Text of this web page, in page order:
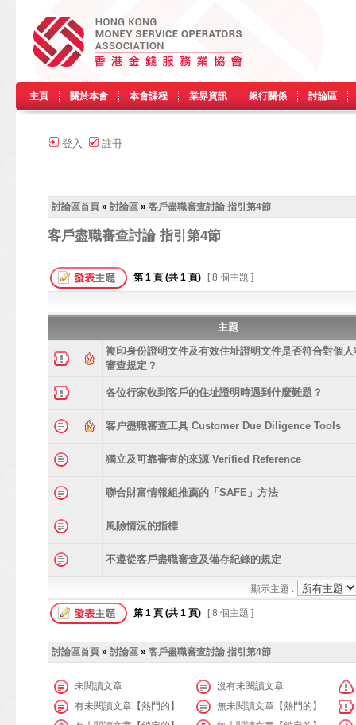
主頁 關於本會 本會課程 業界資訊 銀行關係 討論區
登入 註冊
討論區首頁 » 討論區 » 客戶盡職審查討論 指引第4節
客戶盡職審查討論 指引第4節
第 1 頁 (共 1 頁) [ 8 個主題 ]
主題
複印身份證明文件及有效住址證明文件是否符合對個
審查規定？
各位行家收到客戶的住址證明時遇到什麼難題？
客户盡職審查工具 Customer Due Diligence Tools
獨立及可靠審查的來源 Verified Reference
聯合財富情報組推薦的「SAFE」方法
風險情況的指標
不遵從客戶盡職審查及備存紀錄的規定
顯示主題 :
第 1 頁 (共 1 頁) [ 8 個主題 ]
討論區首頁 » 討論區 » 客戶盡職審查討論 指引第4節
未閱讀文章
沒有未閱讀文章
有未閱讀文章【熱門的】
無未閱讀文章【熱門的】